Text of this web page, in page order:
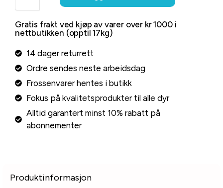
Gratis frakt ved kjøp av varer over kr 1000 i
nettbutikken (opptil 17kg)
14 dager returrett
Ordre sendes neste arbeidsdag
Frossenvarer hentes i butikk
Fokus på kvalitetsprodukter til alle dyr
Alltid garantert minst 10% rabatt på
abonnementer
Produktinformasjon